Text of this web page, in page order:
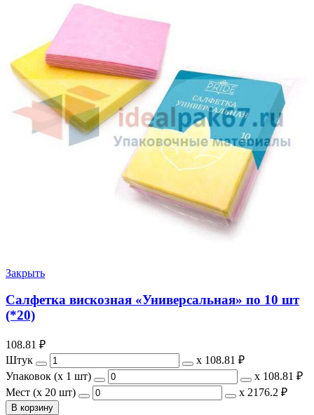
Закрыть
Салфетка вискозная «Универсальная» по 10 шт
(*20)
108.81 ₽
Штук
х 108.81 ₽
Упаковок (x 1 шт)
х 108.81 ₽
Мест (x 20 шт)
х 2176.2 ₽
В корзину